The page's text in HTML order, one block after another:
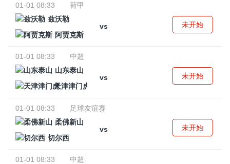
01-01 08:33
荷甲
兹沃勒
vs
阿贾克斯
未开始
01-01 08:33
中超
山东泰山
vs
天津津门虎
未开始
01-01 08:33
足球友谊赛
柔佛新山
vs
切尔西
未开始
01-01 08:33
中超